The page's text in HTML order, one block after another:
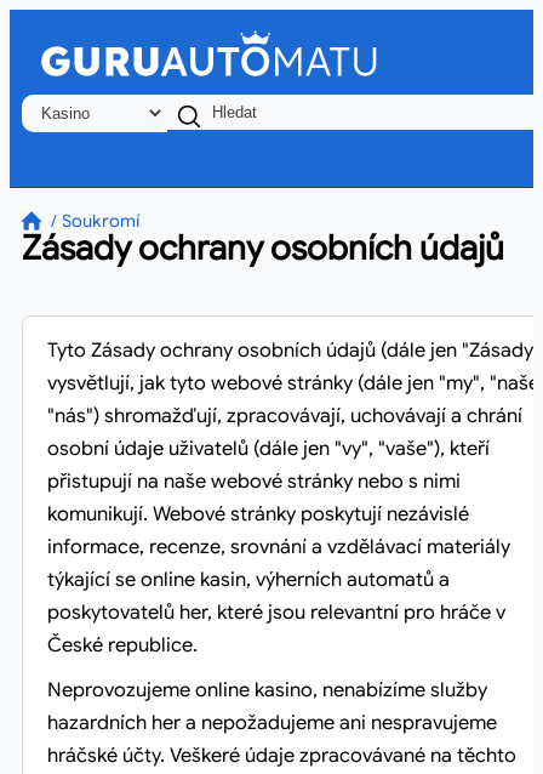
Soukromí
Zásady ochrany osobních údajů
Tyto Zásady ochrany osobních údajů (dále jen
vysvětlují, jak tyto webové stránky (dále jen "my",
"nás") shromažďují, zpracovávají, uchovávají a chrání
osobní údaje uživatelů (dále jen "vy", "vaše"), kteří
přistupují na naše webové stránky nebo s nimi
komunikují. Webové stránky poskytují nezávislé
informace, recenze, srovnání a vzdělávací materiály
týkající se online kasin, výherních automatů a
poskytovatelů her, které jsou relevantní pro hráče v
České republice.
Neprovozujeme online kasino, nenabízíme služby
hazardních her a nepožadujeme ani nespravujeme
hráčské účty. Veškeré údaje zpracovávané na těchto